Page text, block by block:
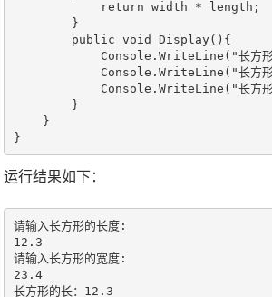
            return width * length;
        }
        public void Display(){
Console.WriteLine("长方
Console.WriteLine("长方
Console.WriteLine("长方
        }
    }
运行结果如下：
请输入长方形的长度:
12.3
请输入长方形的宽度:
23.4
长方形的长：12.3